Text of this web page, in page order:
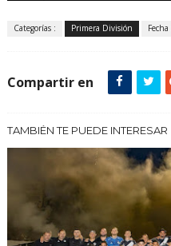
Categorías : Primera División Fecha
Compartir en
TAMBIÉN TE PUEDE INTERESAR